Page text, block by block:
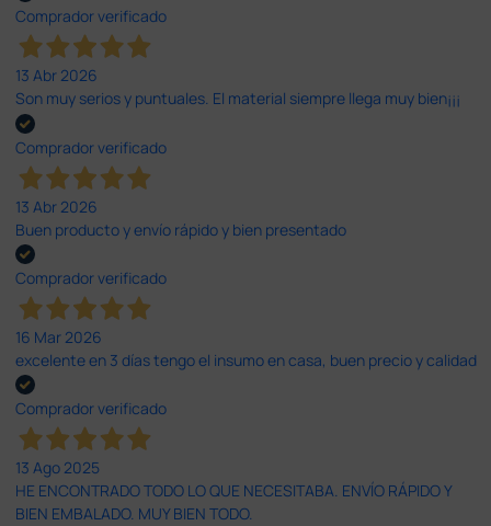
Comprador verificado
13 Abr 2026
Son muy serios y puntuales. El material siempre llega muy bien¡¡¡
Comprador verificado
13 Abr 2026
Buen producto y envío rápido y bien presentado
Comprador verificado
16 Mar 2026
excelente en 3 días tengo el insumo en casa, buen precio y calidad
Comprador verificado
13 Ago 2025
HE ENCONTRADO TODO LO QUE NECESITABA. ENVÍO RÁPIDO Y
BIEN EMBALADO. MUY BIEN TODO.